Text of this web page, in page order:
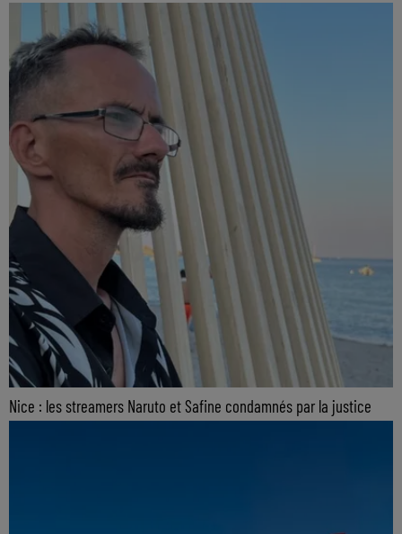
Nice : les streamers Naruto et Safine condamnés par la justice